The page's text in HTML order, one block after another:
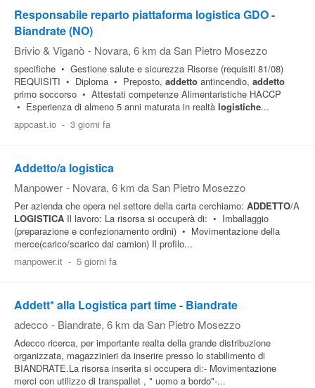
Area
Aziende
Responsabile reparto piattaforma logistica GDO -
Biandrate (NO)
Brivio & Viganò - Novara, 6 km da San Pietro Mosezzo
specifiche • Gestione salute e sicurezza Risorse (requisiti 81/08)
REQUISITI • Diploma • Preposto, addetto antincendio, addetto
primo soccorso • Attestati competenze Alimentaristiche HACCP
• Esperienza di almeno 5 anni maturata in realtà logistiche...
appcast.io - 3 giorni fa
Addetto/a logistica
Manpower - Novara, 6 km da San Pietro Mosezzo
Per azienda che opera nel settore della carta cerchiamo: ADDETTO/A
LOGISTICA Il lavoro: La risorsa si occuperà di: • Imballaggio
(preparazione e confezionamento ordini) • Movimentazione della
merce(carico/scarico dai camion) Il profilo...
manpower.it - 5 giorni fa
Addett* alla Logistica part time - Biandrate
adecco - Biandrate, 6 km da San Pietro Mosezzo
Adecco ricerca, per importante realta della grande distribuzione
organizzata, magazzinieri da inserire presso lo stabilimento di
BIANDRATE.La risorsa inserita si occupera di:- Movimentazione
merci con utilizzo di transpallet , " uomo a bordo"-...